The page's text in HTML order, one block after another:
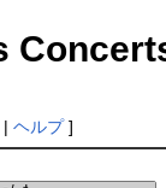
ヘルプ]